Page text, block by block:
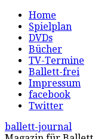
Home
Spielplan
DVDs
Bücher
TV-Termine
Ballett-frei
Impressum
facebook
Twitter
ballett-journal